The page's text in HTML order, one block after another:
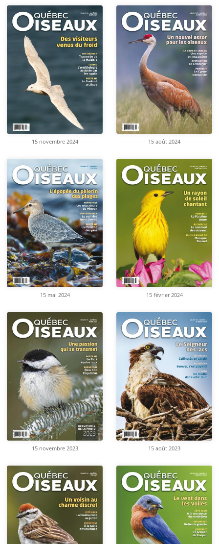
15 novembre 2024 15 août 2024
15 mai 2024 15 février 2024
15 novembre 2023 15 août 2023